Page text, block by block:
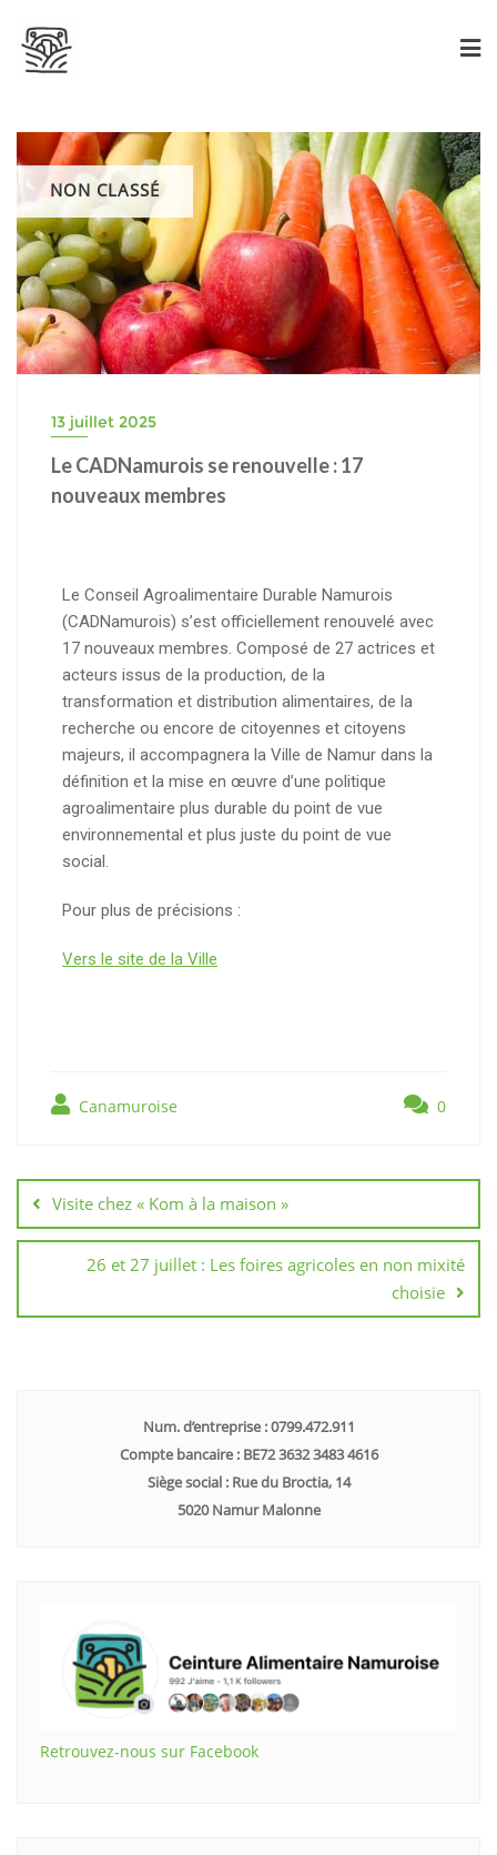
NON CLASSÉ
13 juillet 2025
Le CADNamurois se renouvelle : 17
nouveaux membres
Le Conseil Agroalimentaire Durable Namurois
(CADNamurois) s’est officiellement renouvelé avec
17 nouveaux membres. Composé de 27 actrices et
acteurs issus de la production, de la
transformation et distribution alimentaires, de la
recherche ou encore de citoyennes et citoyens
majeurs, il accompagnera la Ville de Namur dans la
définition et la mise en œuvre d’une politique
agroalimentaire plus durable du point de vue
environnemental et plus juste du point de vue
social.
Pour plus de précisions :
Vers le site de la Ville
Canamuroise 0
Visite chez « Kom à la maison »
26 et 27 juillet : Les foires agricoles en non mixité
choisie
Num. d’entreprise : 0799.472.911
Compte bancaire : BE72 3632 3483 4616
Siège social : Rue du Broctia, 14
5020 Namur Malonne
Retrouvez-nous sur Facebook